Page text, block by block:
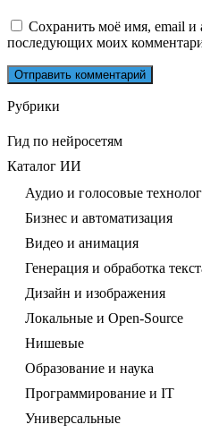
Сохранить моё имя, email и
последующих моих
Рубрики
Гид по нейросетям
Каталог ИИ
Аудио и голосовые
Бизнес и автоматизация
Видео и анимация
Генерация и обработка
Дизайн и изображения
Локальные и Open-Source
Нишевые
Образование и наука
Программирование и IT
Универсальные